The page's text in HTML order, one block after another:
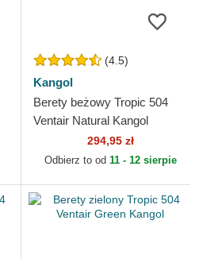
(4.5)
Kangol
Berety beżowy Tropic 504
Ventair Natural Kangol
294,95 zł
Odbierz to od 11 - 12 sierpie